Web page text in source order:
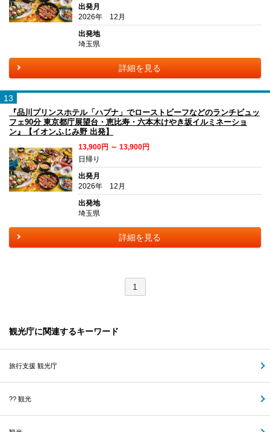
出発月
2026年 12月
出発地
埼玉県
詳細を見る
13
『品川プリンスホテル「ハプナ」でローストビーフなどのランチビュッ
フェ90分 東京都庁展望台・恵比寿・六本木けやき坂イルミネーショ
ン』【イオンふじみ野 出発】
13,900円 ～ 13,900円
日帰り
出発月
2026年 12月
出発地
埼玉県
詳細を見る
1
観光庁に関連するキーワード
旅行支援 観光庁
?? 観光